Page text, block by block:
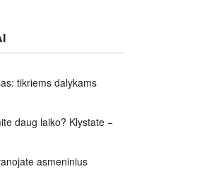
tikriems dalykams
daug laiko? Klystate −
asmeninius